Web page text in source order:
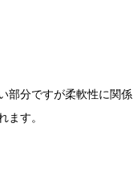
部分ですが柔軟性に関
ます。